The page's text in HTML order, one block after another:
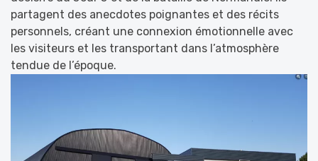
partagent des anecdotes poignantes et des récits
personnels, créant une connexion émotionnelle avec
les visiteurs et les transportant dans l’atmosphère
tendue de l’époque.